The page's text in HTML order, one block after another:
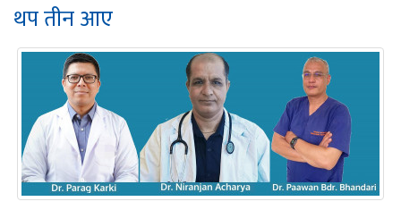
थप तीन आए